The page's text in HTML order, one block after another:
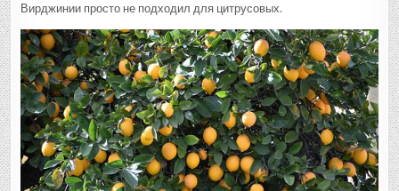
Вирджинии просто не подходил для цитрусовых.